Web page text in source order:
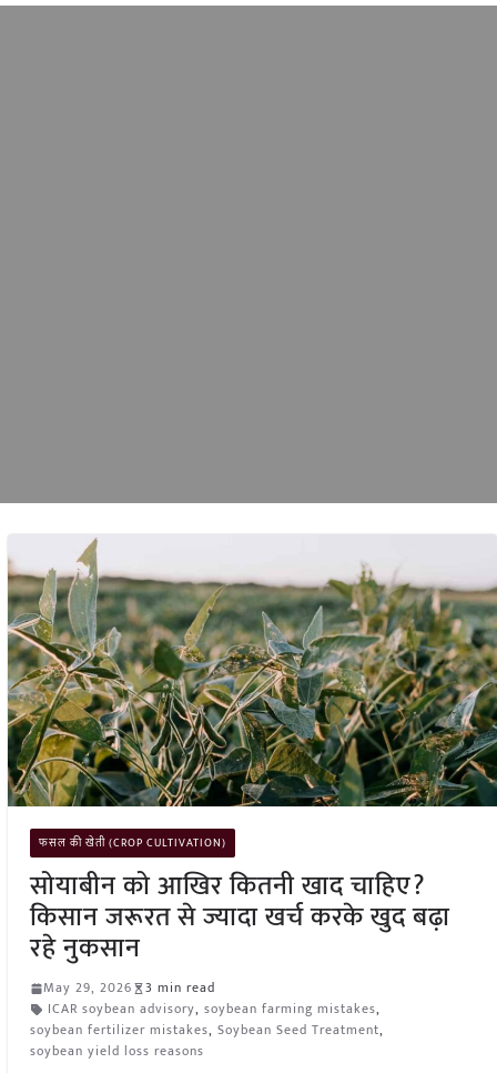
फसल की खेती (CROP CULTIVATION)
सोयाबीन को आखिर कितनी खाद चाहिए?
किसान जरूरत से ज्यादा खर्च करके खुद बढ़ा
रहे नुकसान
May 29, 2026
3 min read
ICAR soybean advisory, soybean farming mistakes,
soybean fertilizer mistakes, Soybean Seed Treatment,
soybean yield loss reasons